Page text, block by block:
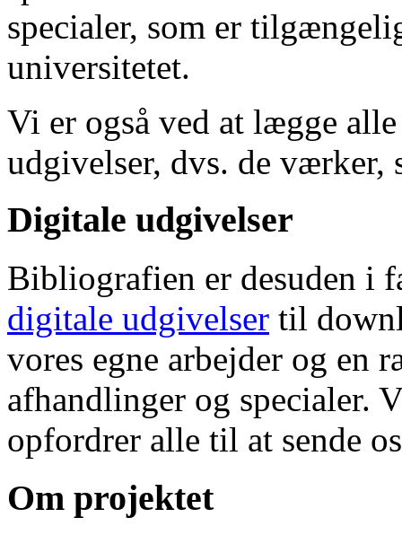
specialer, som er
universitetet.
Vi er også ved at lægge
udgivelser, dvs. de værker,
Digitale udgivelser
Bibliografien er desuden i
digitale udgivelser til
vores egne arbejder og en
afhandlinger og specialer.
opfordrer alle til at sende
Om projektet